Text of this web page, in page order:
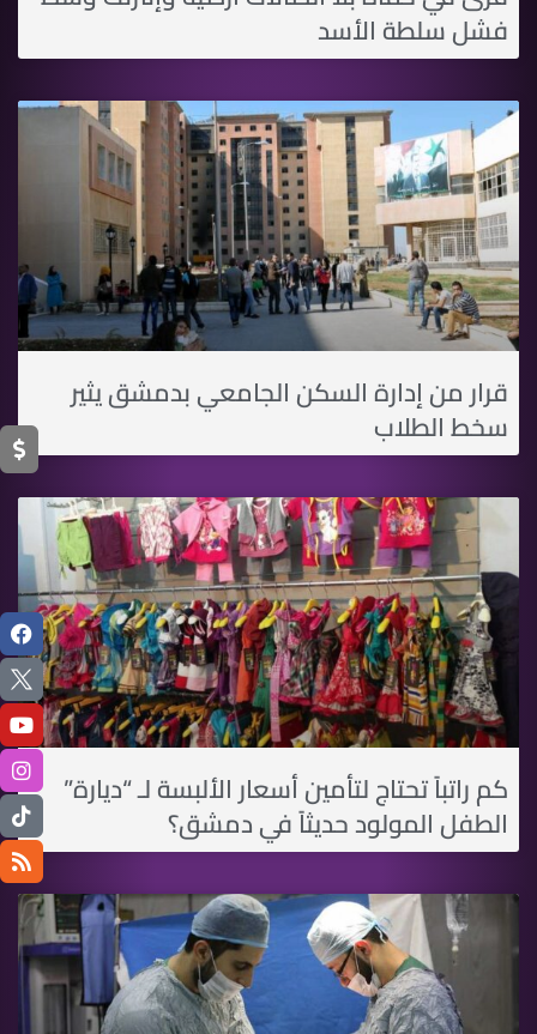
فشل سلطة اﻷسد
قرار من إدارة السكن الجامعي بدمشق يثير
سخط الطلاب
كم راتباً تحتاج لتأمين أسعار الألبسة لـ “ديارة”
الطفل المولود حديثاً في دمشق؟